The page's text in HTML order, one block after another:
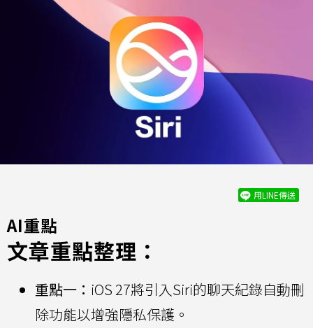
用LINE傳送
AI重點
文章重點整理：
重點一： iOS 27將引入Siri的聊天紀錄自動刪
除功能以增強隱私保護。